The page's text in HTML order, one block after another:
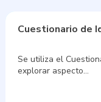
Cuestionario de
Se utiliza el
explorar aspecto…